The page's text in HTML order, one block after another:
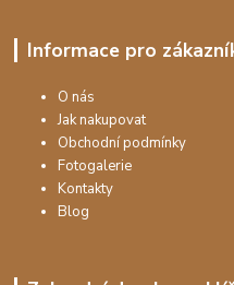
Informace pro
O nás
Jak nakupovat
Obchodní podmínky
Fotogalerie
Kontakty
Blog